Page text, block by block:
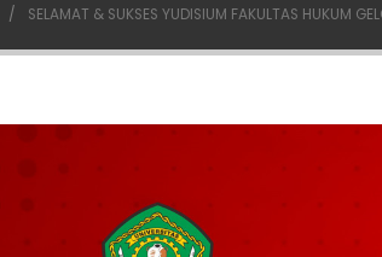
SELAMAT & SUKSES YUDISIUM FAKULTAS HUKUM